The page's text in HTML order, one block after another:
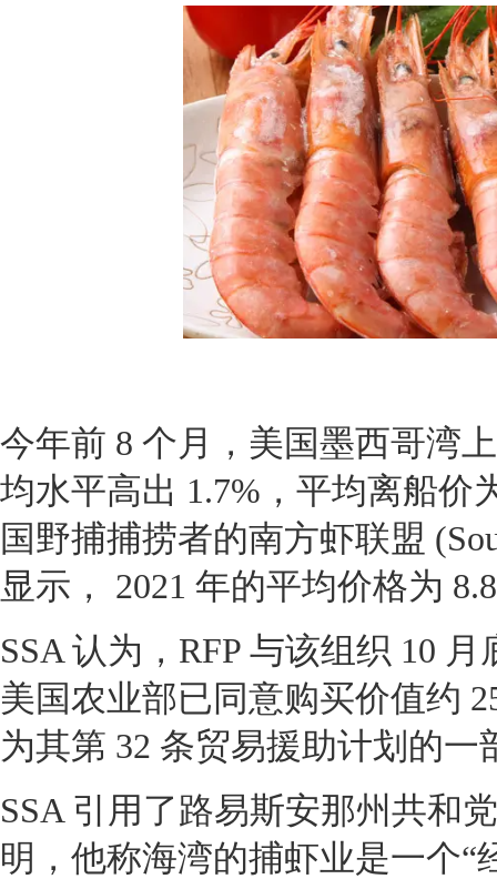
今年前 8 个月，美国墨西哥湾
均水平高出 1.7%，平均离船价
国野捕捕捞者的南方虾联盟
显示， 2021 年的平均价格为
SSA 认为，RFP 与该组织 10
美国农业部已同意购买价值约
为其第 32 条贸易援助计划的一
SSA 引用了路易斯安那州共和
明，他称海湾的捕虾业是一个